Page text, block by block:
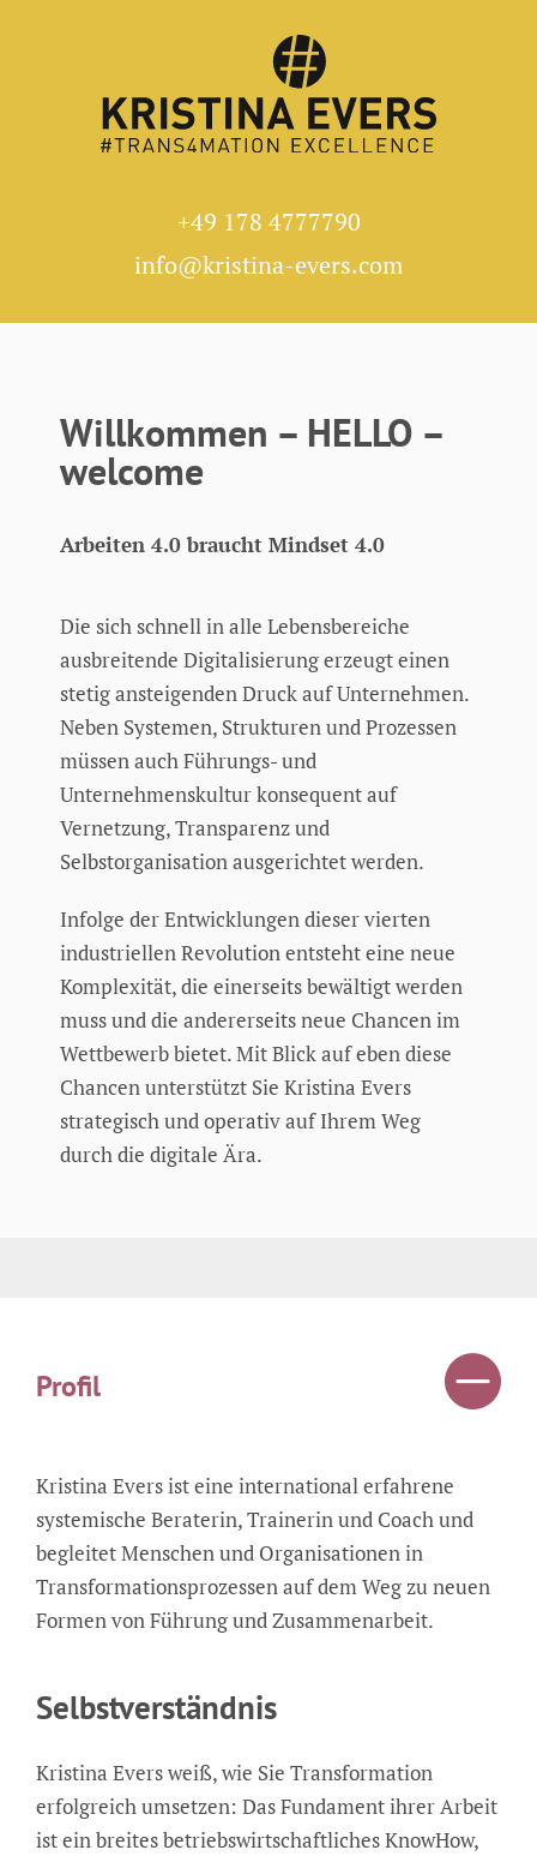
+49 178 4777790
info@kristina-evers.com
Willkommen – HELLO –
welcome
Arbeiten 4.0 braucht Mindset 4.0
Die sich schnell in alle Lebensbereiche
ausbreitende Digitalisierung erzeugt einen
stetig ansteigenden Druck auf Unternehmen.
Neben Systemen, Strukturen und Prozessen
müssen auch Führungs- und
Unternehmenskultur konsequent auf
Vernetzung, Transparenz und
Selbstorganisation ausgerichtet werden.
Infolge der Entwicklungen dieser vierten
industriellen Revolution entsteht eine neue
Komplexität, die einerseits bewältigt werden
muss und die andererseits neue Chancen im
Wettbewerb bietet. Mit Blick auf eben diese
Chancen unterstützt Sie Kristina Evers
strategisch und operativ auf Ihrem Weg
durch die digitale Ära.
Profil
Kristina Evers ist eine international erfahrene
systemische Beraterin, Trainerin und Coach und
begleitet Menschen und Organisationen in
Transformationsprozessen auf dem Weg zu neuen
Formen von Führung und Zusammenarbeit.
Selbstverständnis
Kristina Evers weiß, wie Sie Transformation
erfolgreich umsetzen: Das Fundament ihrer Arbeit
ist ein breites betriebswirtschaftliches KnowHow,